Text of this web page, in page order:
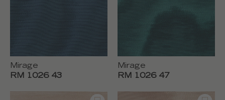
Mirage
RM 1026 43
Mirage
RM 1026 47